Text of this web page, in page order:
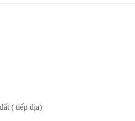
( tiếp địa)